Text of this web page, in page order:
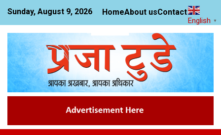
content
Sunday, August 9, 2026 HomeAbout usContact us
Praja Today
News Website
English ▼